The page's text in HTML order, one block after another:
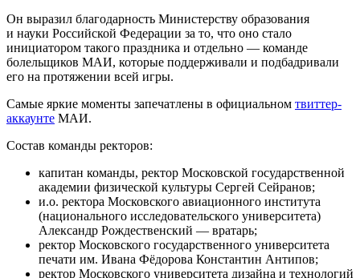
Он выразил благодарность Министерству образования
и науки Российской Федерации за то, что оно стало
инициатором такого праздника и отдельно — команде
болельщиков МАИ, которые поддерживали и подбадривали
его на протяжении всей игры.
Самые яркие моменты запечатлены в официальном твиттер-
аккаунте МАИ.
Состав команды ректоров:
капитан команды, ректор Московской государственной
академии физической культуры Сергей Сейранов;
и.о. ректора Московского авиационного института
(национального исследовательского университета)
Александр Рождественский — вратарь;
ректор Московского государственного университета
печати им. Ивана Фёдорова Константин Антипов;
ректор Московского университета дизайна и технологий